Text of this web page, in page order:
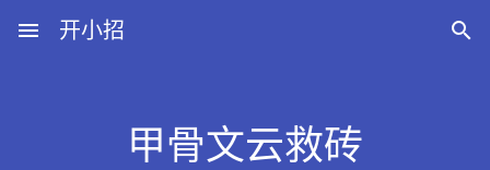
menu 开小招 
甲骨文云救砖
近期文章